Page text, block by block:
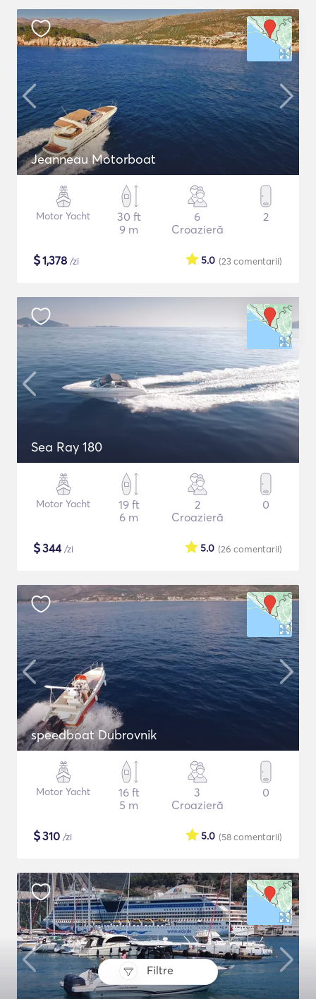
Filtre
Jeanneau Motorboat
Motor Yacht
30 ft
9 m
6
Croazieră
2
$1,378 /zi (23comentarii)
5.0
Sea Ray 180
Motor Yacht
19 ft
6 m
2
Croazieră
0
$344/zi (26 comentarii)
5.0
speedboat Dubrovnik
Motor Yacht
16 ft
5 m
3
Croazieră
0
$310 /zi (58comentarii)
5.0